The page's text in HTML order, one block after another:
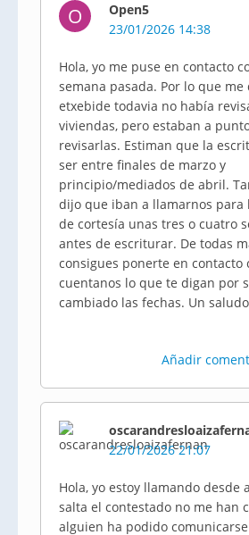
O
Open5
23/01/2026 14:38
Hola, yo me puse en contacto
semana pasada. Por lo que me
etxebide todavia no había
viviendas, pero estaban a
revisarlas. Estiman que la
ser entre finales de marzo y
principio/mediados de abril.
dijo que iban a llamarnos para
de cortesía unas tres o cuatro
antes de escriturar. De todas
consigues ponerte en contacto
cuentanos lo que te digan por
cambiado las fechas. Un
Añadir
22/01/2026 21:07
Hola, yo estoy llamando desde
salta el contestado no me han
alguien ha podido